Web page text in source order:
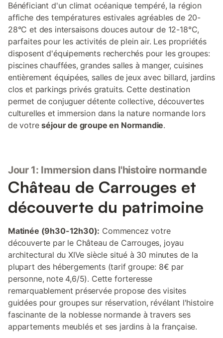
Bénéficiant d'un climat océanique tempéré, la région
affiche des températures estivales agréables de 20-
28°C et des intersaisons douces autour de 12-18°C,
parfaites pour les activités de plein air. Les propriétés
disposent d'équipements recherchés pour les groupes:
piscines chauffées, grandes salles à manger, cuisines
entièrement équipées, salles de jeux avec billard, jardins
clos et parkings privés gratuits. Cette destination
permet de conjuguer détente collective, découvertes
culturelles et immersion dans la nature normande lors
de votreséjour de groupe en Normandie.
Jour 1: Immersion dans l'histoire normande
Château de Carrouges et
découverte du patrimoine
Matinée (9h30-12h30): Commencez votre
découverte par le Château de Carrouges, joyau
architectural du XIVe siècle situé à 30 minutes de la
plupart des hébergements (tarif groupe: 8€ par
personne, note 4,6/5). Cette forteresse
remarquablement préservée propose des visites
guidées pour groupes sur réservation, révélant l'histoire
fascinante de la noblesse normande à travers ses
appartements meublés et ses jardins à la française.